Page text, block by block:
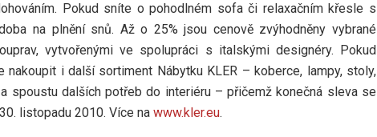
Pokud sníte o pohodlném sofa či relaxačním křesle s
na plnění snů. Až o 25% jsou cenově zvýhodněny vybrané
vytvořenými ve spolupráci s italskými designéry. Pokud
nakoupit i další sortiment Nábytku KLER – koberce, lampy, stoly,
spoustu dalších potřeb do interiéru – přičemž konečná sleva se
listopadu 2010. Více na www.kler.eu.